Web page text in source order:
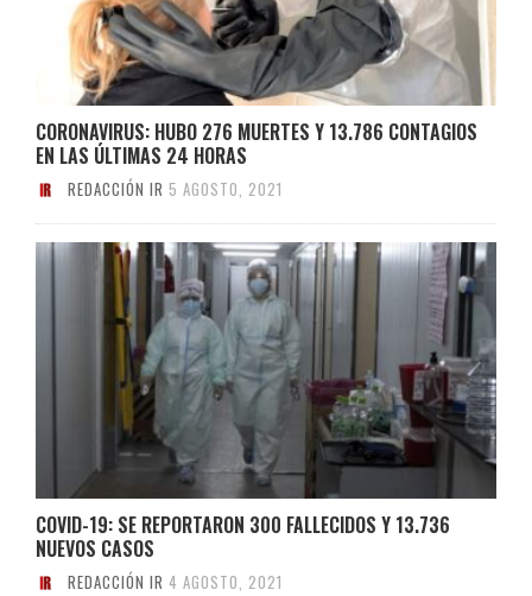
CORONAVIRUS: HUBO 276 MUERTES Y 13.786 CONTAGIOS
EN LAS ÚLTIMAS 24 HORAS
REDACCIÓN IR 5 AGOSTO, 2021
COVID-19: SE REPORTARON 300 FALLECIDOS Y 13.736
NUEVOS CASOS
REDACCIÓN IR 4 AGOSTO, 2021